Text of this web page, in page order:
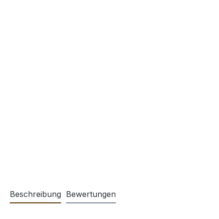
Beschreibung Bewertungen